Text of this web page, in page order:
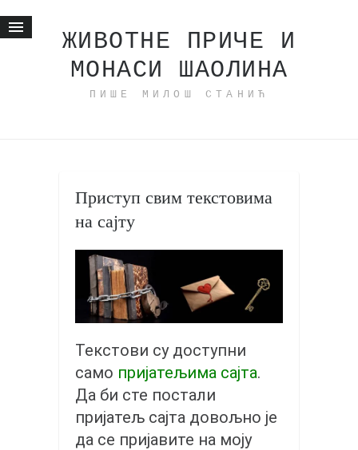
ЖИВОТНЕ ПРИЧЕ И
МОНАСИ ШАОЛИНА
ПИШЕ МИЛОШ СТАНИЋ
Животне приче
мој хаику
моменти и места
бонус садржај
светлопис
законоправило
забрањена историја
ћирилица
породичне приче
Приступ свим текстовима
на сајту
Текстови су доступни
само пријатељима сајта.
Да би сте постали
пријатељ сајта довољно је
да се пријавите на моју